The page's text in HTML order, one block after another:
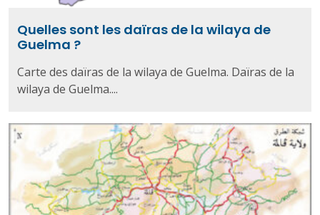
Quelles sont les daïras de la wilaya de
Guelma ?
Carte des daïras de la wilaya de Guelma. Daïras de la
wilaya de Guelma....